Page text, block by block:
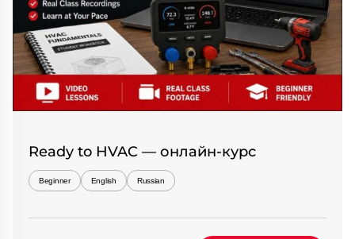
Ready to HVAC — онлайн-курс
Beginner English Russian